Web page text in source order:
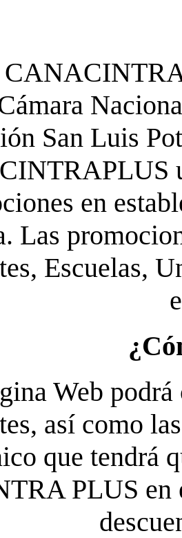
San Luis
en
Las
Escuelas,
Web
así como
que tendrá
PLUS en